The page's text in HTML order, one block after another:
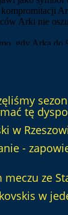
tę
w
-
meczu ze
w